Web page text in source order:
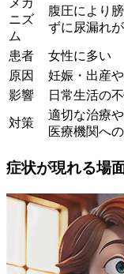
メカ
ニズ
ム
腹圧により
ずに尿漏れ
患者
女性に多い
原因
妊娠・出産
影響
日常生活の
対策
適切な治療
医療機関へ
症状が現れる場